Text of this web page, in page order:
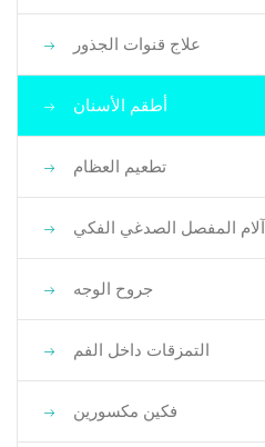
علاج قنوات الجذور
أطقم الأسنان
تطعيم العظام
آلام المفصل الصدغي الفكي
جروح الوجه
التمزقات داخل الفم
فكين مكسورين